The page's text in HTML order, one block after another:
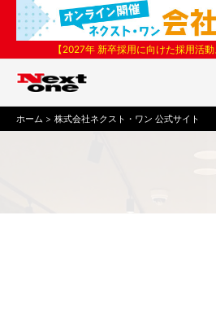
ス
【2027年 新卒採用に向けた採用活
ホーム 株式会社ネクスト・ワン 公式サイト